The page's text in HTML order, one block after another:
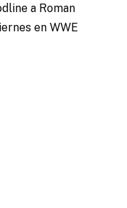
a Roman
en WWE